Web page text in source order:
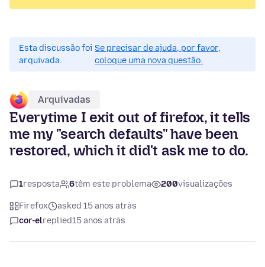
Esta discussão foi
arquivada.
Se precisar de ajuda, por favor,
coloque uma nova questão.
Arquivadas
Everytime I exit out of firefox, it tells
me my "search defaults" have been
restored, which it did't ask me to do.
1resposta 6têm este problema 200visualizações
Firefox
asked 15 anos atrás
cor-elreplied15 anos atrás